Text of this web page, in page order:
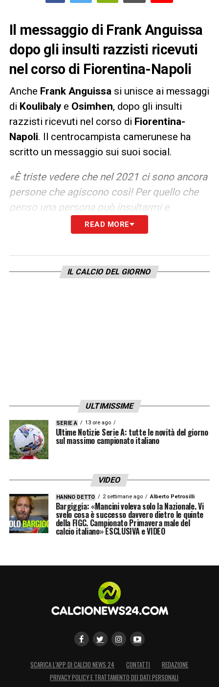
Il messaggio di Frank Anguissa
dopo gli insulti razzisti ricevuti
nel corso di Fiorentina-Napoli
Anche Frank Anguissa si unisce ai messaggi
di Koulibaly e Osimhen, dopo gli insulti
razzisti ricevuti nel corso di Fiorentina-
Napoli. Il centrocampista camerunese ha
scritto un messaggio sui suoi social.
«È triste vedere che nel 2021 ci sono ancora
persone che agiscono così! Per quello che
penso una persona può insultarmi e
chiamarmi scimmia, questo non influenzerà
l’uomo che sono perché so chi sono, so da
dove vengo. Sono un uomo di colore, sono
orgoglioso di esserlo e questo non cambierà
READ MORE
IL CALCIO DEL GIORNO
ULTIMISSIME
SERIE A 13 ore ago
Ultime Notizie Serie A: tutte le novità del giorno
sul massimo campionato italiano
VIDEO
HANNO DETTO 2 settimane ago Alberto Petrosilli
Bargiggia: «Mancini voleva solo la Nazionale. Vi
svelo cosa è successo davvero dietro le quinte
della FIGC. Campionato Primavera male del
calcio italiano» ESCLUSIVA e VIDEO
SCARICA L’APP DI CALCIO NEWS 24 CONTATTI
REDAZIONE
PRIVACY POLICY E TRATTAMENTO DEI DATI PERSONALI